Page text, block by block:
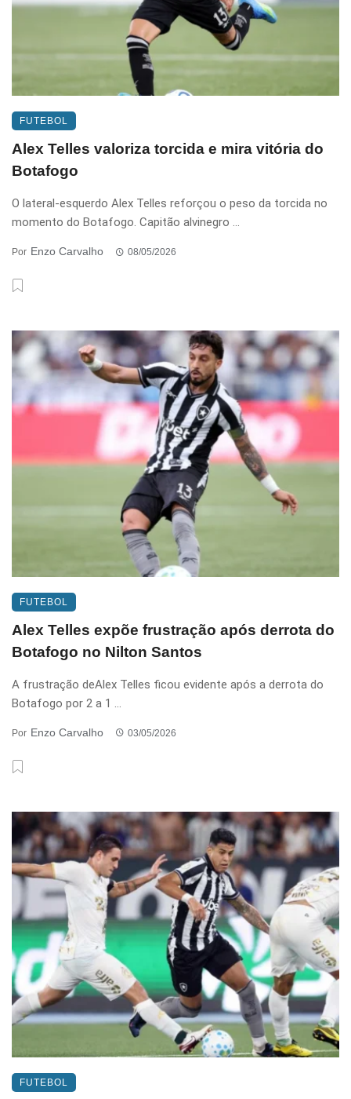
FUTEBOL
Alex Telles valoriza torcida e mira vitória do
Botafogo
O lateral-esquerdo Alex Telles reforçou o peso da torcida no
momento do Botafogo. Capitão alvinegro ...
Por Enzo Carvalho 08/05/2026
FUTEBOL
Alex Telles expõe frustração após derrota do
Botafogo no Nilton Santos
A frustração deAlex Telles ficou evidente após a derrota do
Botafogo por 2 a 1 ...
Por Enzo Carvalho 03/05/2026
FUTEBOL